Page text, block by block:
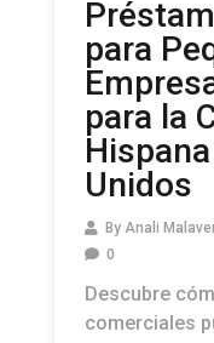
para
para la
Unidos
By Anali
0
Descubre
comerciales